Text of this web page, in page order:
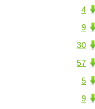
4
9
30
57
5
9